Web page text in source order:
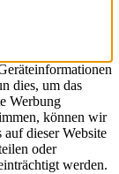
dies, um das
Werbung
können wir
dieser Website
oder
werden.